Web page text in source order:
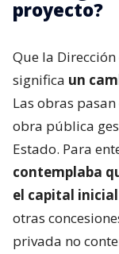
proyecto?
Que la
significa un
Las obras
obra pública
Estado. Para
contemplaba
el capital inicial
otras
privada no